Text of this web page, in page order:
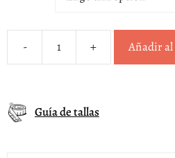
-
Deportivos
+ Añadir
Guía de tallas